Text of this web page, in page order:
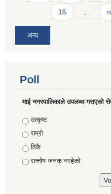
16 …
अन्य
Poll
माई नगरपालिकाले उपलब्ध गराएको
Choices
उत्कृष्ट
राम्रो
ठिकै
सन्तोष जनक नरहेको